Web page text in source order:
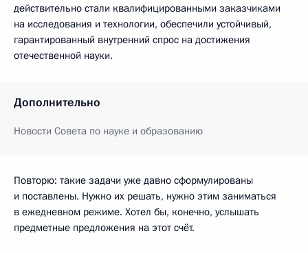
действительно стали квалифицированными заказчиками
на исследования и технологии, обеспечили устойчивый,
гарантированный внутренний спрос на достижения
отечественной науки.
Дополнительно
Новости Совета по науке и образованию
Повторю: такие задачи уже давно сформулированы
и поставлены. Нужно их решать, нужно этим заниматься
в ежедневном режиме. Хотел бы, конечно, услышать
предметные предложения на этот счёт.